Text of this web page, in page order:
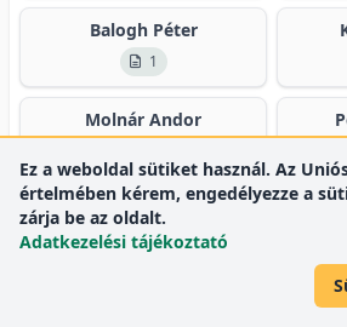
Balogh Péter
1
Molnár Andor
Ez a weboldal sütiket használ. Az
értelmében kérem, engedélyezze a
zárja be az oldalt.
Adatkezelési tájékoztató